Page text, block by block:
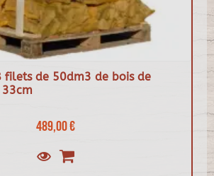
filets de 50dm3 de bois de
489,00 €